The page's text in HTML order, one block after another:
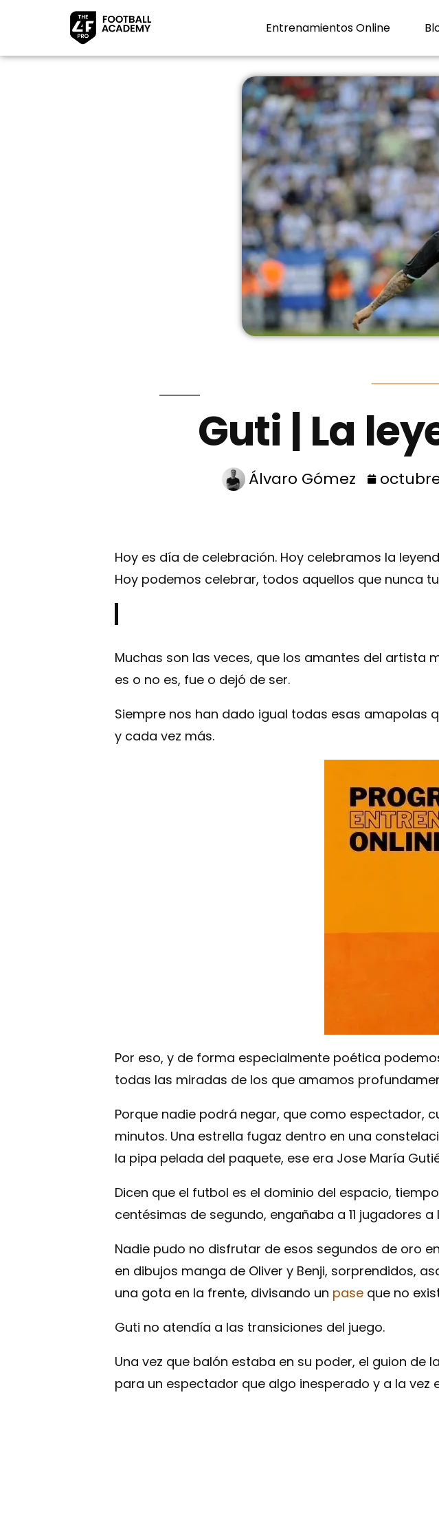
Entrenamientos Online
Guti | La
Álvaro Gómez octubre
Hoy es día de celebración. Hoy celebramos la
Hoy podemos celebrar, todos aquellos que nunca
Muchas son las veces, que los amantes del artista
es o no es, fue o dejó de ser.
Siempre nos han dado igual todas esas amapolas
y cada vez más.
Por eso, y de forma especialmente poética
todas las miradas de los que amamos
Porque nadie podrá negar, que como espectador,
minutos. Una estrella fugaz dentro en una
la pipa pelada del paquete, ese era Jose María
Dicen que el futbol es el dominio del espacio,
centésimas de segundo, engañaba a 11 jugadores a
Nadie pudo no disfrutar de esos segundos de oro
en dibujos manga de Oliver y Benji, sorprendidos,
una gota en la frente, divisando un pase que no
Guti no atendía a las transiciones del juego.
Una vez que balón estaba en su poder, el guion de
para un espectador que algo inesperado y a la vez